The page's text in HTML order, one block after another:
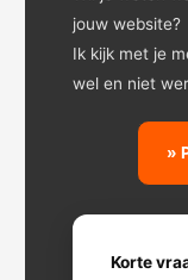
jouw website?
Ik kijk met je
wel en niet
»
Korte